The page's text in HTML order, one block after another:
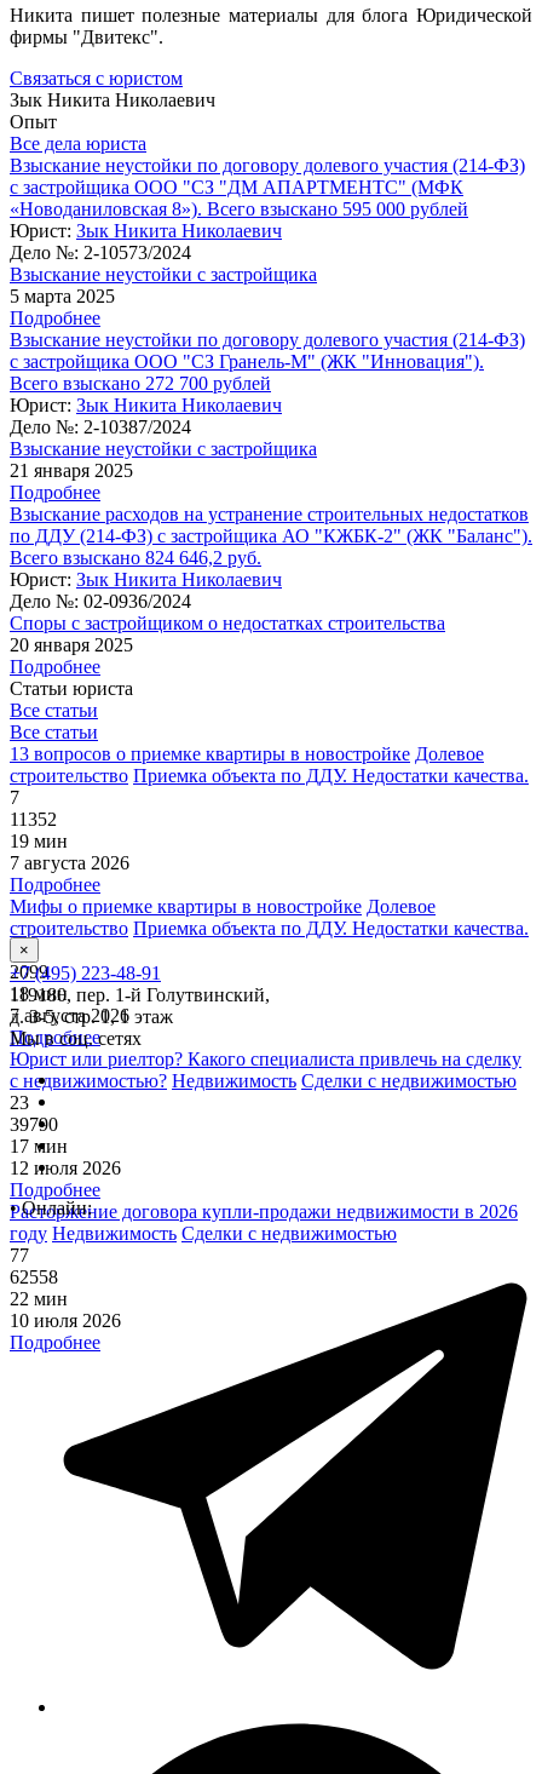
Никита пишет полезные материалы для блога Юридической
фирмы "Двитекс".
Связаться с юристом
Зык Никита Николаевич
Опыт
Все дела юриста
Взыскание неустойки по договору долевого участия (214-ФЗ)
с застройщика ООО "СЗ "ДМ АПАРТМЕНТС" (МФК
«Новоданиловская 8»). Всего взыскано 595 000 рублей
Юрист: Зык Никита Николаевич
Дело №: 2-10573/2024
Взыскание неустойки с застройщика
5 марта 2025
Подробнее
Взыскание неустойки по договору долевого участия (214-ФЗ)
с застройщика ООО "СЗ Гранель-М" (ЖК "Инновация").
Всего взыскано 272 700 рублей
Юрист: Зык Никита Николаевич
Дело №: 2-10387/2024
Взыскание неустойки с застройщика
21 января 2025
Подробнее
Взыскание расходов на устранение строительных недостатков
по ДДУ (214-ФЗ) с застройщика АО "КЖБК-2" (ЖК "Баланс").
Всего взыскано 824 646,2 руб.
Юрист: Зык Никита Николаевич
Дело №: 02-0936/2024
Споры с застройщиком о недостатках строительства
20 января 2025
Подробнее
Статьи юриста
Все статьи
Все статьи
13 вопросов о приемке квартиры в новостройке Долевое
строительство Приемка объекта по ДДУ. Недостатки качества.
7
11352
19 мин
7 августа 2026
Подробнее
Мифы о приемке квартиры в новостройке Долевое
строительство Приемка объекта по ДДУ. Недостатки качества.
36
2099
18 мин
7 августа 2026
Подробнее
Юрист или риелтор? Какого специалиста привлечь на сделку
с недвижимостью? Недвижимость Сделки с недвижимостью
23
39790
17 мин
12 июля 2026
Подробнее
Расторжение договора купли-продажи недвижимости в 2026
году Недвижимость Сделки с недвижимостью
77
62558
22 мин
10 июля 2026
Подробнее
×
+7 (495) 223-48-91
119180, пер. 1-й Голутвинский,
д. 3-5, стр. 1, 1 этаж
Мы в соц. сетях
•Онлайн: